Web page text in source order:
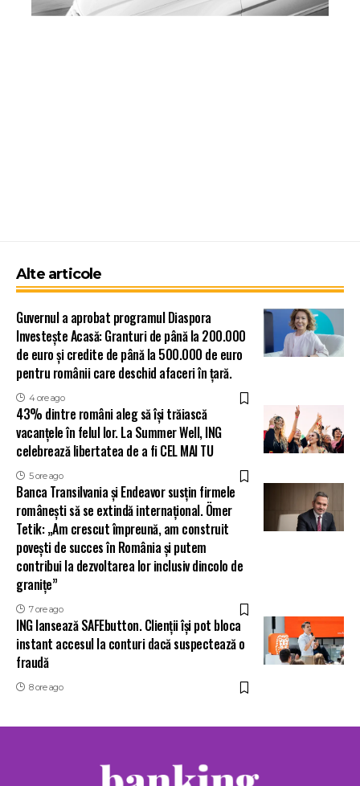
Alte articole
Guvernul a aprobat programul Diaspora
Investește Acasă: Granturi de până la 200.000
de euro și credite de până la 500.000 de euro
pentru românii care deschid afaceri în țară.
4 ore ago
43% dintre români aleg să își trăiască
vacanțele în felul lor. La Summer Well, ING
celebrează libertatea de a fi CEL MAI TU
5 ore ago
Banca Transilvania și Endeavor susțin firmele
românești să se extindă internațional. Ömer
Tetik: „Am crescut împreună, am construit
povești de succes în România și putem
contribui la dezvoltarea lor inclusiv dincolo de
granițe”
7 ore ago
ING lansează SAFEbutton. Clienții își pot bloca
instant accesul la conturi dacă suspectează o
fraudă
8 ore ago